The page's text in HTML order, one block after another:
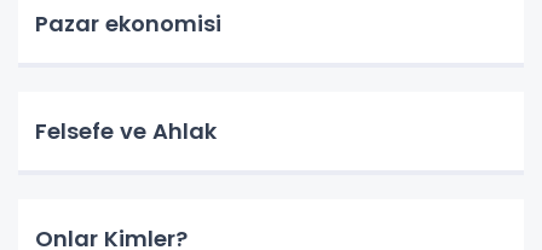
Pazar ekonomisi
Felsefe ve Ahlak
Onlar Kimler?